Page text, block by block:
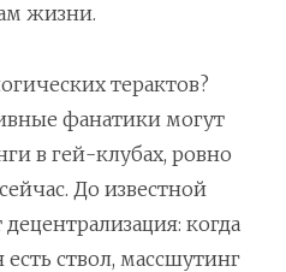
жизни.
терактов?
фанатики могут
в гей-клубах, ровно
До известной
когда
ствол, массшутинг